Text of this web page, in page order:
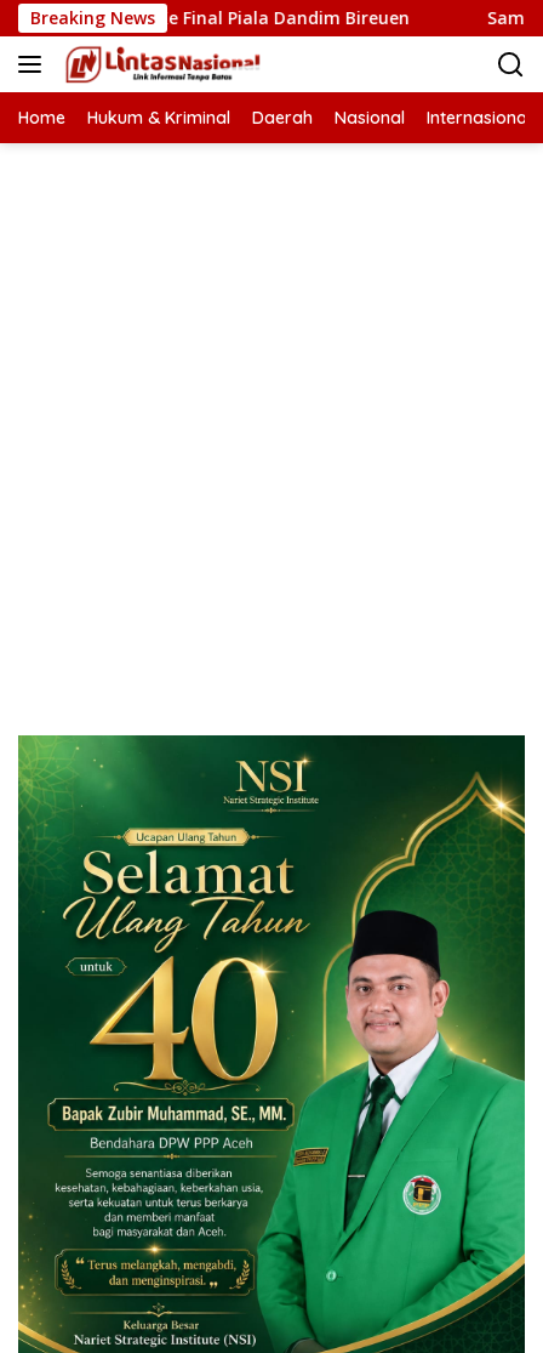
Langsung
ke
konten
Breaking News
Lolos Ke Final Piala Dandim Bireuen Samsul Bahri
Home Hukum & Kriminal Daerah Nasional Internasional